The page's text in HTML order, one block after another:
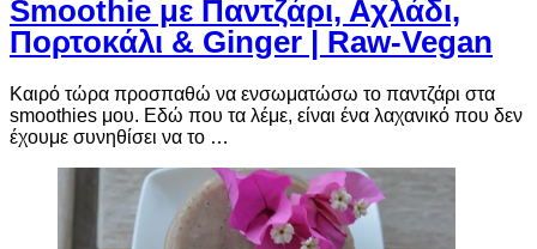
Smoothie με Παντζάρι, Αχλάδι,
Πορτοκάλι & Ginger | Raw-Vegan
Καιρό τώρα προσπαθώ να ενσωματώσω το παντζάρι στα
smoothies μου. Εδώ που τα λέμε, είναι ένα λαχανικό που δεν
έχουμε συνηθίσει να το …